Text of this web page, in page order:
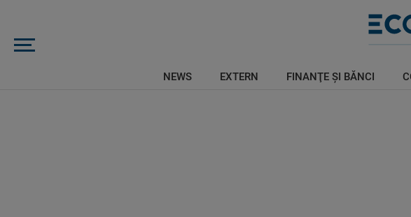
NEWS EXTERN FINANŢE ŞI BĂNCI